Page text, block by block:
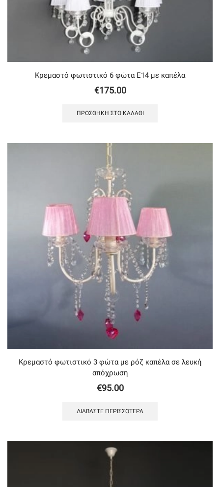
Κρεμαστό φωτιστικό 6 φώτα Ε14 με καπέλα
€175.00
ΠΡΟΣΘΉΚΗ ΣΤΟ ΚΑΛΆΘΙ
Κρεμαστό φωτιστικό 3 φώτα με ρόζ καπέλα σε λευκή
απόχρωση
€95.00
ΔΙΑΒΆΣΤΕ ΠΕΡΙΣΣΌΤΕΡΑ